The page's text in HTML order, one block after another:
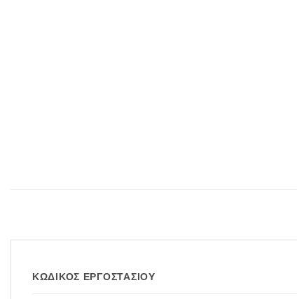
ΚΩΔΙΚΌΣ ΕΡΓΟΣΤΑΣΊΟΥ